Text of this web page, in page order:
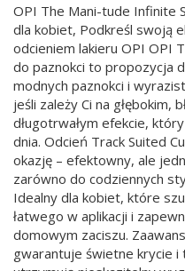
OPI The Mani-tude Infinite
dla kobiet, Podkreśl swoją
odcieniem lakieru OPI OPI
do paznokci to propozycja
modnych paznokci i
jeśli zależy Ci na głębokim,
długotrwałym efekcie,
dnia. Odcień Track Suited
okazję – efektowny, ale
zarówno do codziennych
Idealny dla kobiet, które
łatwego w aplikacji i
domowym zaciszu.
gwarantuje świetne krycie i